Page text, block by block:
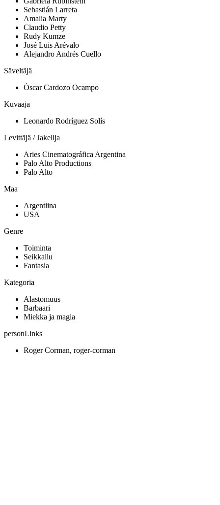
Sebastián Larreta
Amalia Marty
Claudio Petty
Rudy Kumze
José Luis Arévalo
Alejandro Andrés Cuello
Säveltäjä
Óscar Cardozo Ocampo
Kuvaaja
Leonardo Rodríguez Solís
Levittäjä / Jakelija
Aries Cinematográfica Argentina
Palo Alto Productions
Palo Alto
Maa
Argentiina
USA
Genre
Toiminta
Seikkailu
Fantasia
Kategoria
Alastomuus
Barbaari
Miekka ja magia
personLinks
Roger Corman, roger-corman